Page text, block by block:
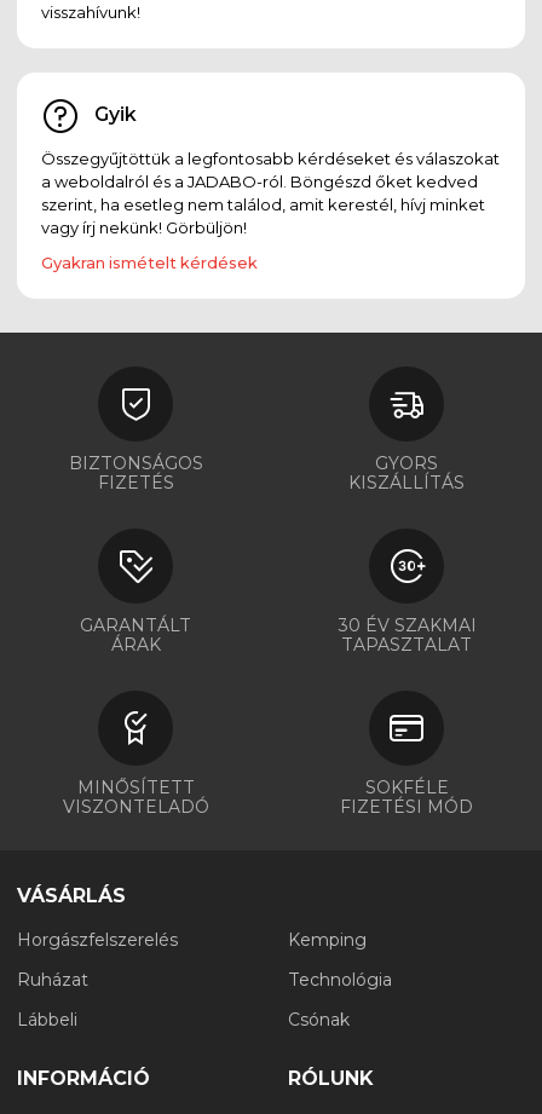
visszahívunk!
Gyik
Összegyűjtöttük a legfontosabb kérdéseket és válaszokat
a weboldalról és a JADABO-ról. Böngészd őket kedved
szerint, ha esetleg nem találod, amit kerestél, hívj minket
vagy írj nekünk! Görbüljön!
Gyakran ismételt kérdések
BIZTONSÁGOS
FIZETÉS
GYORS
KISZÁLLÍTÁS
GARANTÁLT
ÁRAK
30 ÉV SZAKMAI
TAPASZTALAT
MINŐSÍTETT
VISZONTELADÓ
SOKFÉLE
FIZETÉSI MÓD
VÁSÁRLÁS
Horgászfelszerelés
Ruházat
Lábbeli
Kemping
Technológia
Csónak
INFORMÁCIÓ RÓLUNK